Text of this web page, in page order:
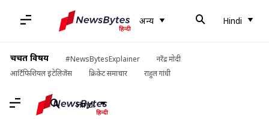
अन्य Hindi
चर्चित विषय #NewsBytesExplainer
नरेंद्र मोदी
आर्टिफिशियल इंटेलिजेंस
क्रिकेट समाचार राहुल गांधी
Hindi